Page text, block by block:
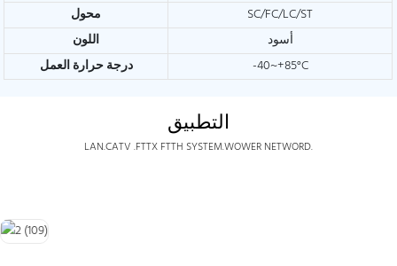
محول
SC/FC/LC/ST
اللون
أسود
درجة حرارة العمل
-40~+85°C
التطبيق
LAN.CATV .FTTX FTTH SYSTEM.WOWER NETWORD.